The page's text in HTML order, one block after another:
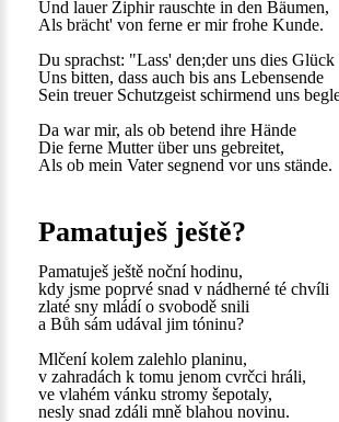
Und lauer Ziphir rauschte in den Bäumen,
Als brächt' von ferne er mir frohe Kunde.
Du sprachst: "Lass' den;der uns dies Glück
Uns bitten, dass auch bis ans Lebensende
Sein treuer Schutzgeist schirmend uns
Da war mir, als ob betend ihre Hände
Die ferne Mutter über uns gebreitet,
Als ob mein Vater segnend vor uns stände.
Pamatuješ ještě?
Pamatuješ ještě noční hodinu,
kdy jsme poprvé snad v nádherné té chvíli
zlaté sny mládí o svobodě snili
a Bůh sám udával jim tóninu?
Mlčení kolem zalehlo planinu,
v zahradách k tomu jenom cvrčci hráli,
ve vlahém vánku stromy šepotaly,
nesly snad zdáli mně blahou novinu.